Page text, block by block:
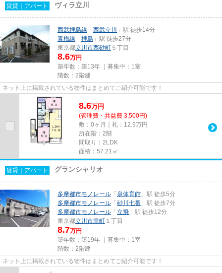
賃貸｜アパート ヴィラ立川
西武拝島線 「西武立川
」駅 徒歩14分
青梅線 「拝島 」駅 徒歩27分
東京都立川市西砂町 ５丁目
8.6万円
築年数：築13年 ｜募集中： 1室
階数：2階建
ネット上に掲載されている物件はまとめてご紹介可能です！
8.6万円
(管理費・共益費 3,500円)
敷：0ヶ月｜礼：12.9万円
所在階：2階
間取り：2LDK
面積：57.21㎡
賃貸｜アパート グランシャリオ
多摩都市モノレール 「泉体育館 」駅 徒歩5分
多摩都市モノレール 「砂川七番 」駅 徒歩7分
多摩都市モノレール 「立飛 」駅 徒歩12分
東京都立川市幸町 １丁目
8.7万円
築年数：築19年 ｜募集中： 1室
階数：2階建
ネット上に掲載されている物件はまとめてご紹介可能です！